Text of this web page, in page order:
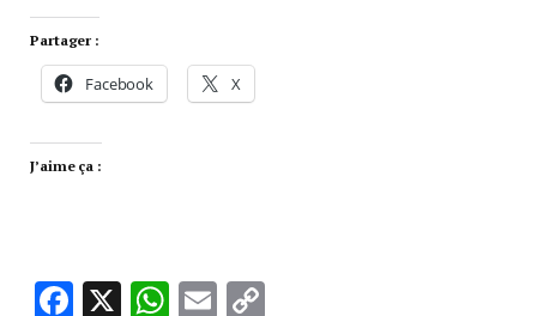
Partager :
Facebook X
J’aime ça :
Facebook
X WhatsApp
Email